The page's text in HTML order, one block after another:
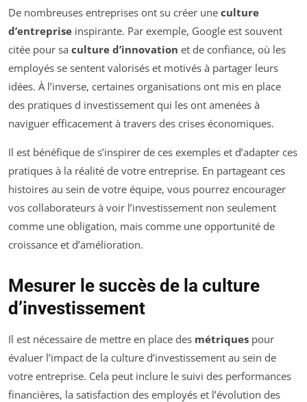
De nombreuses entreprises ont su créer une culture
d’entreprise inspirante. Par exemple, Google est souvent
citée pour sa culture d’innovation et de confiance, où les
employés se sentent valorisés et motivés à partager leurs
idées. À l’inverse, certaines organisations ont mis en place
des pratiques d investissement qui les ont amenées à
naviguer efficacement à travers des crises économiques.
Il est bénéfique de s’inspirer de ces exemples et d’adapter ces
pratiques à la réalité de votre entreprise. En partageant ces
histoires au sein de votre équipe, vous pourrez encourager
vos collaborateurs à voir l’investissement non seulement
comme une obligation, mais comme une opportunité de
croissance et d’amélioration.
Mesurer le succès de la culture
d’investissement
Il est nécessaire de mettre en place des métriques pour
évaluer l’impact de la culture d’investissement au sein de
votre entreprise. Cela peut inclure le suivi des performances
financières, la satisfaction des employés et l’évolution des